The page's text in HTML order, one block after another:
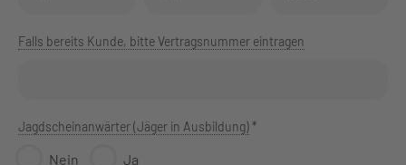
Falls bereits Kunde, bitte Vertragsnummer eintragen
Jagdscheinanwärter (Jäger in Ausbildung) *
Nein Ja